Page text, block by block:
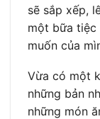
sẽ sắp xếp,
một bữa tiệc
muốn của
Vừa có một
những bản
những món